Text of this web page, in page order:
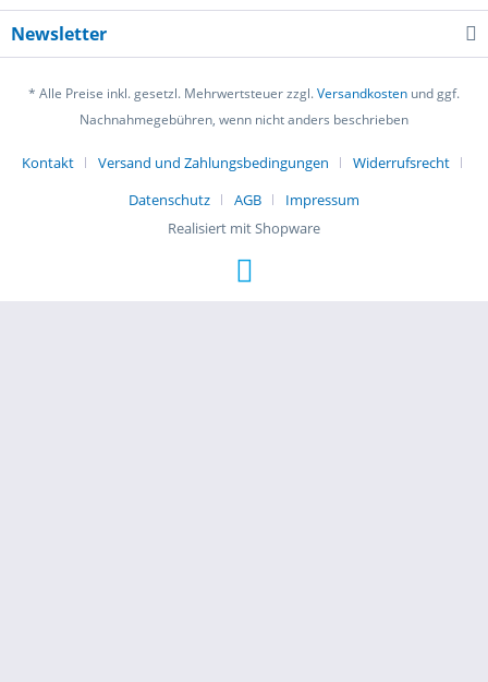
Newsletter
* Alle Preise inkl. gesetzl. Mehrwertsteuer zzgl.Versandkosten und ggf.
Nachnahmegebühren, wenn nicht anders beschrieben
Kontakt Versand und Zahlungsbedingungen
Widerrufsrecht
Datenschutz
AGB
Impressum
Realisiert mit Shopware